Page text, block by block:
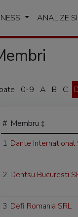
ANALIZE
0-9 A B C
# Membru
1 Dante International
2 Dentsu Bucuresti
3 Defi Romania SRL